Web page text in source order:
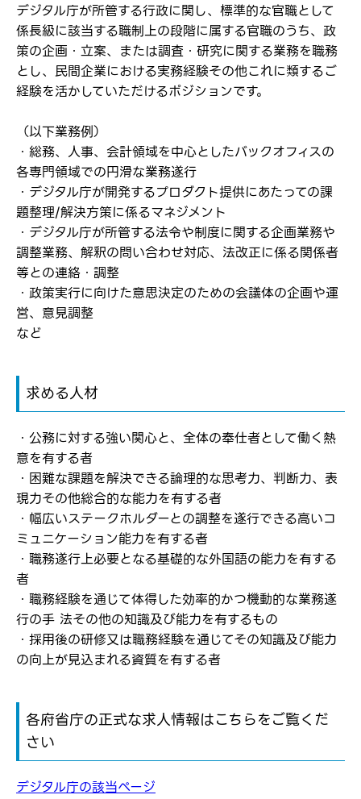
弊社ホームページの求人票をみて
応募した方へ
応募完了通知をする
弊社ホームページの求人票をみて
応募し、転職を決めた方
ログイン
お気に入り登録にはログインが必要です
メールアドレス
パスワード
※パスワードを忘れた方はコチラ
デジタル庁が所管する行政に関し、標準的な官職として
係長級に該当する職制上の段階に属する官職のうち、政
策の企画・立案、または調査・研究に関する業務を職務
とし、民間企業における実務経験その他これに類するご
経験を活かしていただけるポジションです。
（以下業務例）
・総務、人事、会計領域を中心としたバックオフィスの
各専門領域での円滑な業務遂行
・デジタル庁が開発するプロダクト提供にあたっての課
題整理/解決方策に係るマネジメント
・デジタル庁が所管する法令や制度に関する企画業務や
調整業務、解釈の問い合わせ対応、法改正に係る関係者
等との連絡・調整
・政策実行に向けた意思決定のための会議体の企画や運
営、意見調整
など
求める人材
・公務に対する強い関心と、全体の奉仕者として働く熱
意を有する者
・困難な課題を解決できる論理的な思考力、判断力、表
現力その他総合的な能力を有する者
・幅広いステークホルダーとの調整を遂行できる高いコ
ミュニケーション能力を有する者
・職務遂行上必要となる基礎的な外国語の能力を有する
者
・職務経験を通じて体得した効率的かつ機動的な業務遂
行の手 法その他の知識及び能力を有するもの
・採用後の研修又は職務経験を通じてその知識及び能力
の向上が見込まれる資質を有する者
各府省庁の正式な求人情報はこちらをご覧くだ
さい
デジタル庁の該当ページ